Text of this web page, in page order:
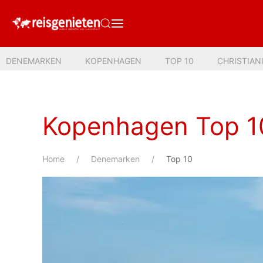
DENEMARKEN KOPENHAGEN TOP 10
Kopenhagen Top
Home Denemarken Top 10